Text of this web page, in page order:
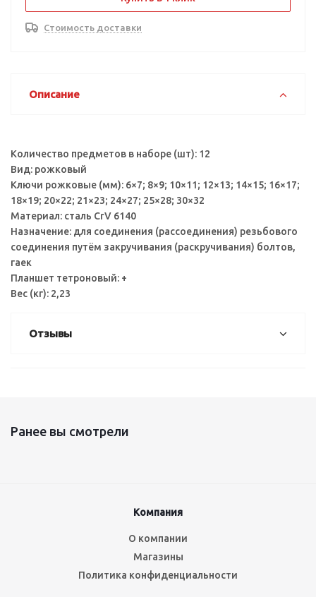
Стоимость доставки
Описание
Количество предметов в наборе (шт): 12
Вид: рожковый
Ключи рожковые (мм): 6×7; 8×9; 10×11; 12×13; 14×15; 16×17;
18×19; 20×22; 21×23; 24×27; 25×28; 30×32
Материал: сталь CrV 6140
Назначение: для соединения (рассоединения) резьбового
соединения путём закручивания (раскручивания) болтов,
гаек
Планшет тетроновый: +
Вес (кг): 2,23
Отзывы
Ранее вы смотрели
Компания
О компании
Магазины
Политика конфиденциальности